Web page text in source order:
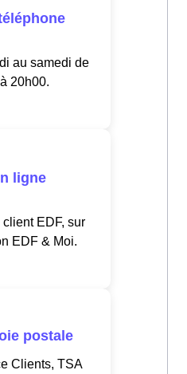
au samedi de
20h00.
ligne
client EDF, sur
EDF & Moi.
postale
Clients, TSA